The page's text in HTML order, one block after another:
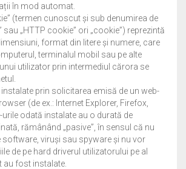
în mod automat.
(termen cunoscut și sub denumirea de
sau „HTTP cookie” ori „cookie”) reprezintă
format din litere și numere, care
terminalul mobil sau pe alte
utilizator prin intermediul cărora se
prin solicitarea emisă de un web-
(de ex.: Internet Explorer, Firefox,
odată instalate au o durată de
rămânând „pasive”, în sensul că nu
viruși sau spyware și nu vor
de pe hard driverul utilizatorului pe al
au fost instalate.